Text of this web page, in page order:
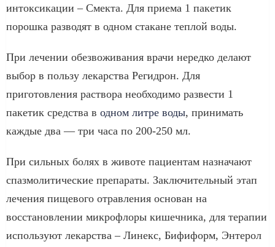
интоксикации – Смекта. Для приема 1 пакетик
порошка разводят в одном стакане теплой воды.
При лечении обезвоживания врачи нередко делают
выбор в пользу лекарства Регидрон. Для
приготовления раствора необходимо развести 1
пакетик средства в одном литре воды, принимать
каждые два — три часа по 200-250 мл.
При сильных болях в животе пациентам назначают
спазмолитические препараты. Заключительный этап
лечения пищевого отравления основан на
восстановлении микрофлоры кишечника, для терапии
используют лекарства – Линекс, Бифиформ, Энтерол